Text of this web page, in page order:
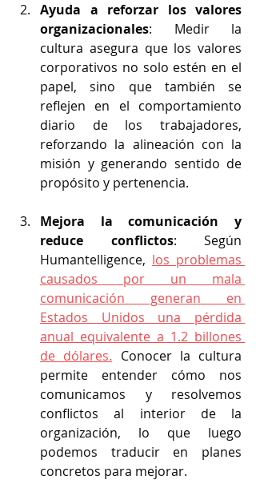
Ayuda a reforzar los valores
organizacionales: Medir la
cultura asegura que los valores
corporativos no solo estén en el
papel, sino que también se
reflejen en el comportamiento
diario de los trabajadores,
reforzando la alineación con la
misión y generando sentido de
propósito y pertenencia.
Mejora la comunicación y
reduce conflictos: Según
Humantelligence, los problemas
causados por un mala
comunicación generan en
Estados Unidos una pérdida
anual equivalente a 1.2 billones
de dólares. Conocer la cultura
permite entender cómo nos
comunicamos y resolvemos
conflictos al interior de la
organización, lo que luego
podemos traducir en planes
concretos para mejorar.